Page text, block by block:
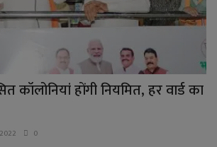
होंगी नियमित, हर वार्ड का
0